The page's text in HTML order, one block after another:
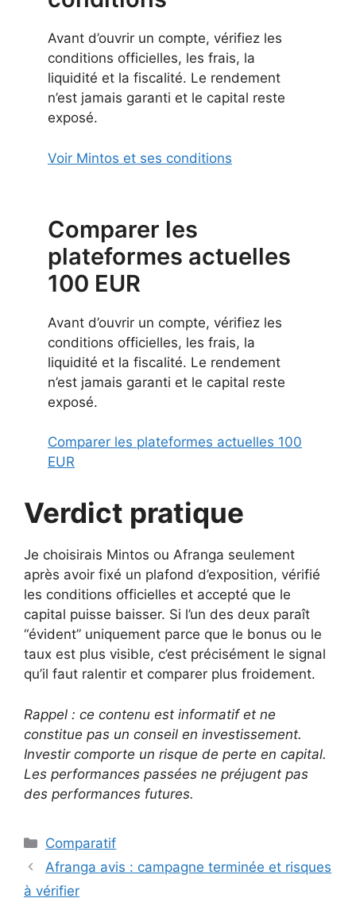
Avant d’ouvrir un compte, vérifiez les
conditions officielles, les frais, la
liquidité et la fiscalité. Le rendement
n’est jamais garanti et le capital reste
exposé.
Voir Mintos et ses conditions
Comparer les
plateformes actuelles
100 EUR
Avant d’ouvrir un compte, vérifiez les
conditions officielles, les frais, la
liquidité et la fiscalité. Le rendement
n’est jamais garanti et le capital reste
exposé.
Comparer les plateformes actuelles 100
EUR
Verdict pratique
Je choisirais Mintos ou Afranga seulement
après avoir fixé un plafond d’exposition, vérifié
les conditions officielles et accepté que le
capital puisse baisser. Si l’un des deux paraît
“évident” uniquement parce que le bonus ou le
taux est plus visible, c’est précisément le signal
qu’il faut ralentir et comparer plus froidement.
Rappel : ce contenu est informatif et ne
constitue pas un conseil en investissement.
Investir comporte un risque de perte en capital.
Les performances passées ne préjugent pas
des performances futures.
Catégories
Comparatif
Afranga avis : campagne terminée et risques
à vérifier